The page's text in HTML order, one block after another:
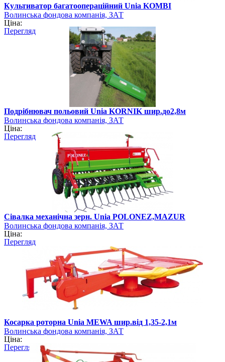
Культиватор багатоопераційний Unia KOMBI
Волинська фондова компанія, ЗАТ
Ціна:
Перегляд
Подрібнювач польовий Unia KORNIK шир.до2,8м
Волинська фондова компанія, ЗАТ
Ціна:
Перегляд
Сівалка механічна зерн. Unia POLONEZ,MAZUR
Волинська фондова компанія, ЗАТ
Ціна:
Перегляд
Косарка роторна Unia MEWA шир.від 1,35-2,1м
Волинська фондова компанія, ЗАТ
Ціна:
Перегляд